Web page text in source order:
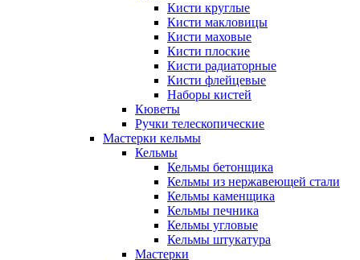
Кисти круглые
Кисти макловицы
Кисти маховые
Кисти плоские
Кисти радиаторные
Кисти флейцевые
Наборы кистей
Кюветы
Ручки телескопические
Мастерки кельмы
Кельмы
Кельмы бетонщика
Кельмы из нержавеющей стали
Кельмы каменщика
Кельмы печника
Кельмы угловые
Кельмы штукатура
Мастерки